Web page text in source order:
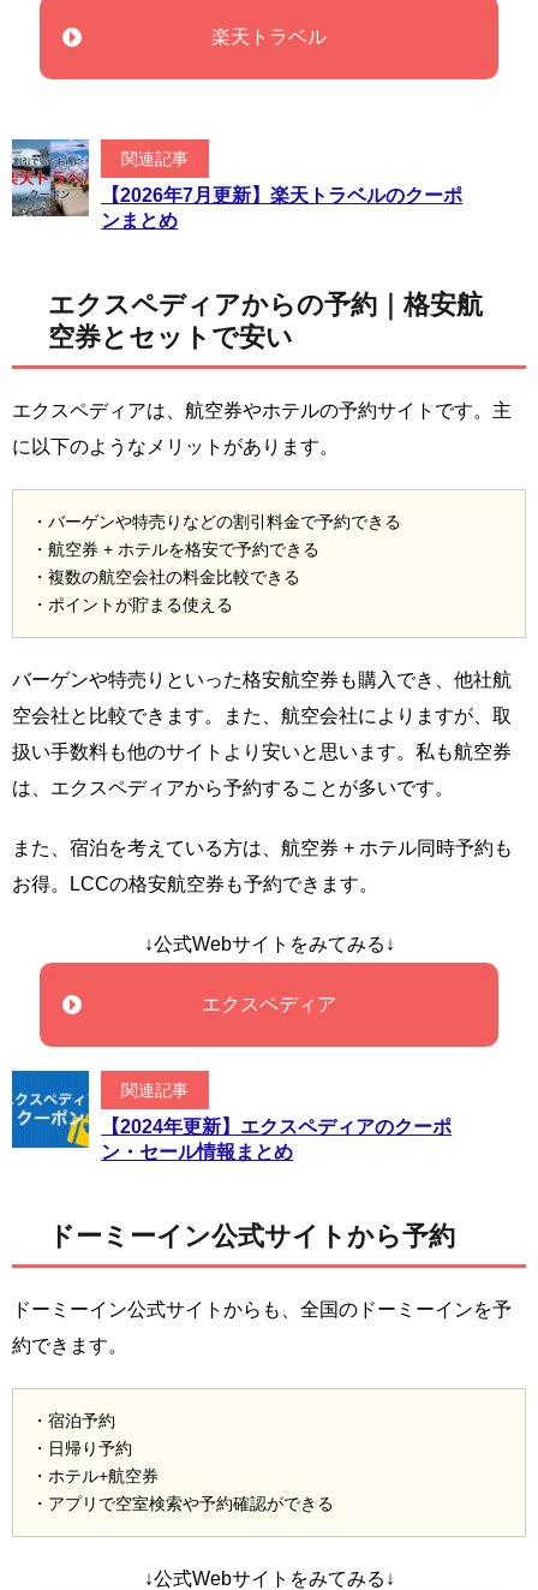
楽天トラベル
関連記事
【2026年7月更新】楽天トラベルのクーポ
ンまとめ
エクスペディアからの予約｜格安航
空券とセットで安い
エクスペディアは、航空券やホテルの予約サイトです。主
に以下のようなメリットがあります。
・バーゲンや特売りなどの割引料金で予約できる
・航空券 + ホテルを格安で予約できる
・複数の航空会社の料金比較できる
・ポイントが貯まる使える
バーゲンや特売りといった格安航空券も購入でき、他社航
空会社と比較できます。また、航空会社によりますが、取
扱い手数料も他のサイトより安いと思います。私も航空券
は、エクスペディアから予約することが多いです。
また、宿泊を考えている方は、航空券 + ホテル同時予約も
お得。LCCの格安航空券も予約できます。
↓公式Webサイトをみてみる↓
エクスペディア
関連記事
【2024年更新】エクスペディアのクーポ
ン・セール情報まとめ
ドーミーイン公式サイトから予約
ドーミーイン公式サイトからも、全国のドーミーインを予
約できます。
・宿泊予約
・日帰り予約
・ホテル+航空券
・アプリで空室検索や予約確認ができる
↓公式Webサイトをみてみる↓